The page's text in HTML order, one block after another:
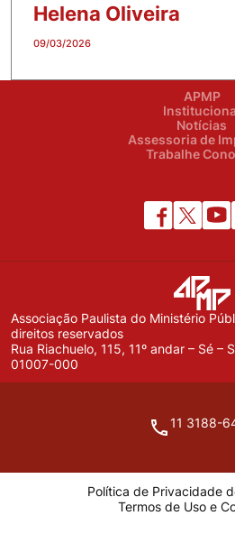
Helena Oliveira
09/03/2026
APMP
Notícias
Assessoria de
Trabalhe
Associação Paulista do Ministério
direitos reservados
Rua Riachuelo, 115, 11º andar – Sé –
01007-000
11 3188-
Política de Privacidade
Termos de Uso e